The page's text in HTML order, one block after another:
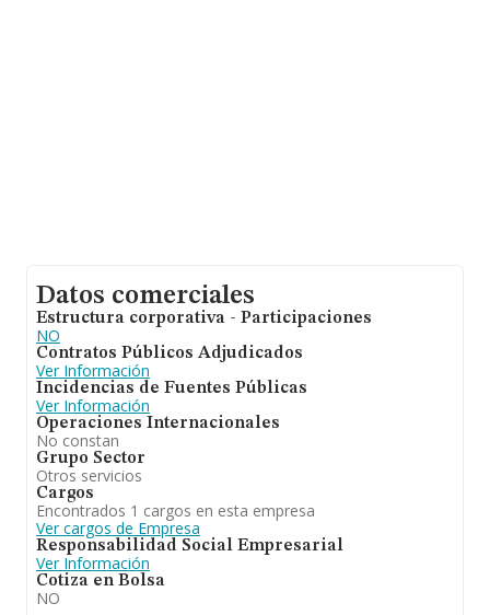
Datos comerciales
Estructura corporativa - Participaciones
NO
Contratos Públicos Adjudicados
Ver Información
Incidencias de Fuentes Públicas
Ver Información
Operaciones Internacionales
No constan
Grupo Sector
Otros servicios
Cargos
Encontrados 1 cargos en esta empresa
Ver cargos de Empresa
Responsabilidad Social Empresarial
Ver Información
Cotiza en Bolsa
NO